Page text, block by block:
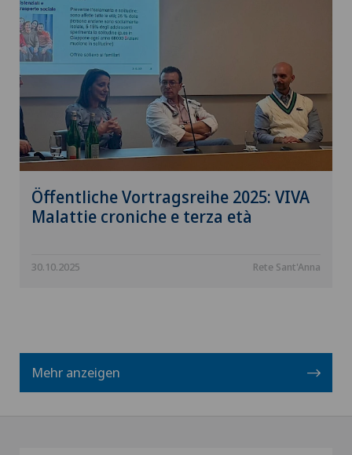
Öffentliche Vortragsreihe 2025: VIVA
Malattie croniche e terza età
30.10.2025 Rete Sant'Anna
Mehr anzeigen